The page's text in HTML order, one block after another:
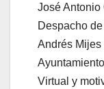
José Antonio
Despacho
Andrés
Virtual y